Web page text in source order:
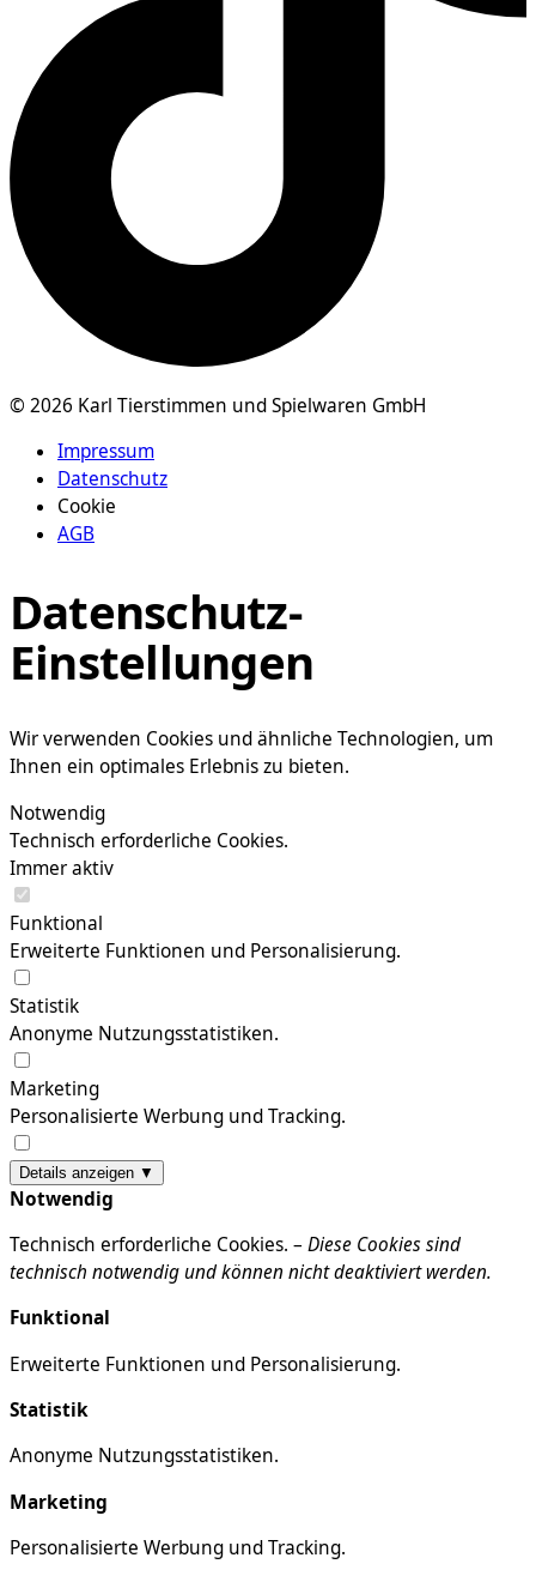
© 2026 Karl Tierstimmen und Spielwaren GmbH
Impressum
Datenschutz
Cookie
AGB
Datenschutz-
Einstellungen
Wir verwenden Cookies und ähnliche Technologien, um
Ihnen ein optimales Erlebnis zu bieten.
Notwendig
Technisch erforderliche Cookies.
Immer aktiv
Funktional
Erweiterte Funktionen und Personalisierung.
Statistik
Anonyme Nutzungsstatistiken.
Marketing
Personalisierte Werbung und Tracking.
Details anzeigen ▼
Notwendig
Technisch erforderliche Cookies. – Diese Cookies sind
technisch notwendig und können nicht deaktiviert werden.
Funktional
Erweiterte Funktionen und Personalisierung.
Statistik
Anonyme Nutzungsstatistiken.
Marketing
Personalisierte Werbung und Tracking.